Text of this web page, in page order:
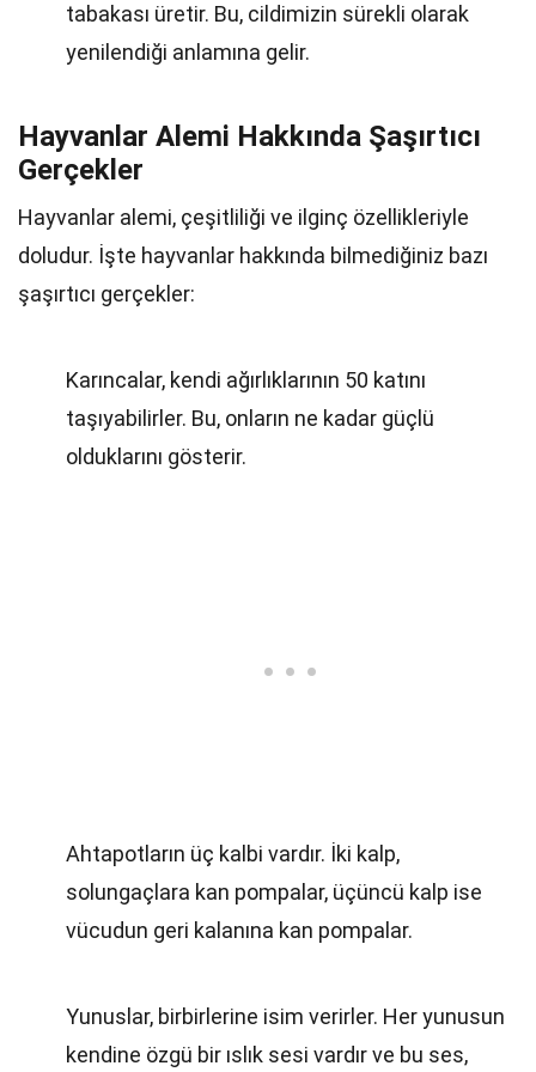
tabakası üretir. Bu, cildimizin sürekli olarak
yenilendiği anlamına gelir.
Hayvanlar Alemi Hakkında Şaşırtıcı
Gerçekler
Hayvanlar alemi, çeşitliliği ve ilginç özellikleriyle
doludur. İşte hayvanlar hakkında bilmediğiniz bazı
şaşırtıcı gerçekler:
Karıncalar, kendi ağırlıklarının 50 katını
taşıyabilirler. Bu, onların ne kadar güçlü
olduklarını gösterir.
Ahtapotların üç kalbi vardır. İki kalp,
solungaçlara kan pompalar, üçüncü kalp ise
vücudun geri kalanına kan pompalar.
Yunuslar, birbirlerine isim verirler. Her yunusun
kendine özgü bir ıslık sesi vardır ve bu ses,